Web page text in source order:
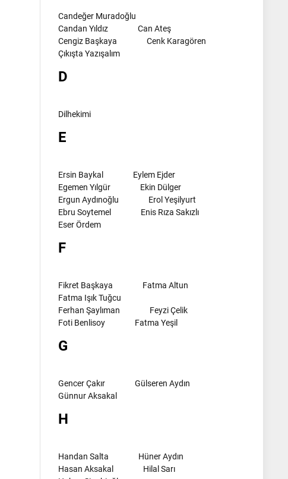
Candeğer Muradoğlu
Candan Yıldız
Can Ateş
Cengiz Başkaya
Cenk Karagören
Çıkışta Yazışalım
D
Dilhekimi
E
Ersin Baykal
Eylem Ejder
Egemen Yılgür
Ekin Dülger
Ergun Aydınoğlu
Erol Yeşilyurt
Ebru Soytemel
Enis Rıza Sakızlı
Eser Ördem
F
Fikret Başkaya
Fatma Altun
Fatma Işık Tuğcu
Ferhan Şaylıman
Feyzi Çelik
Foti Benlisoy
Fatma Yeşil
G
Gencer Çakır
Gülseren Aydın
Günnur Aksakal
H
Handan Salta
Hüner Aydın
Hasan Aksakal
Hilal Sarı